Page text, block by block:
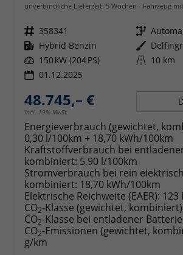
unverbindliche Lieferzeit: 5 Wochen Fahrzeug
Fahrzeugnr. 358341 Getriebe
Kraftstoff Hybrid Benzin Außenfarbe
Leistung 150 kW (204 PS) Kilometerstand 10 km
01.12.2025
48.745,– €
incl. 19% MwSt.
Energieverbrauch (gewichtet,
0,30 l/100km + 18,70 kWh/100km
Kraftstoffverbrauch bei
kombiniert: 5,90 l/100km
Stromverbrauch bei rein
kombiniert: 18,70 kWh/100km
Elektrische Reichweite (EAER): 123
CO2-Klasse (gewichtet,
CO2-Klasse bei entladener
CO2-Emissionen (gewichtet,
g/km